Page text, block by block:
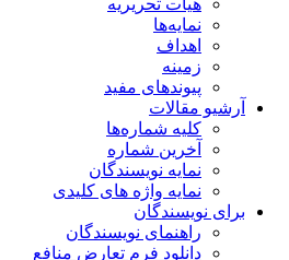
هیات تحریریه
نمایه‌ها
اهداف
زمینه
پیوندهای مفید
آرشیو مقالات
کلیه شماره‌ها
آخرین شماره
نمایه نویسندگان
نمایه واژه های کلیدی
برای نویسندگان
راهنمای نویسندگان
دانلود فرم تعارض منافع